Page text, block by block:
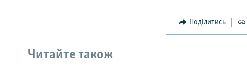
Поділитись
Читайте також